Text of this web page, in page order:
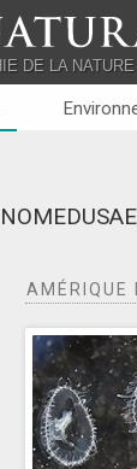
DE LA NATURE
AMÉRIQUE